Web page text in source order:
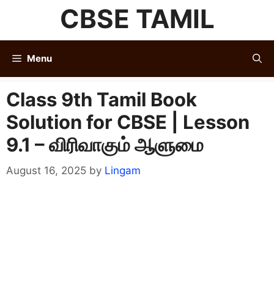
content
CBSE TAMIL
Menu
Class 9th Tamil Book
Solution for CBSE | Lesson
9.1 – விரிவாகும் ஆளுமை
August 16, 2025 by Lingam